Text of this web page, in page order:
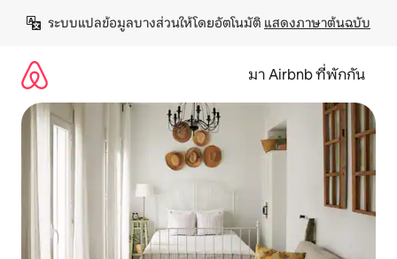
เนื้อหา
ระบบแปลข้อมูลบางส่วนให้โดยอัตโนมัติ แสดงภาษาต้นฉบับ
มา Airbnb ที่พักกัน